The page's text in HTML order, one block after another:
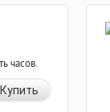
часов.
Купить